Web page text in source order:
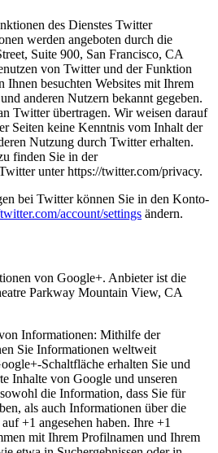
des Dienstes Twitter
werden angeboten durch die
Suite 900, San Francisco, CA
von Twitter und der Funktion
Ihnen besuchten Websites mit Ihrem
anderen Nutzern bekannt gegeben.
Twitter übertragen. Wir weisen darauf
Seiten keine Kenntnis vom Inhalt der
Nutzung durch Twitter erhalten.
finden Sie in der
unter https://twitter.com/privacy.
bei Twitter können Sie in den Konto-
account/settings ändern.
von Google+. Anbieter ist die
Parkway Mountain View, CA
Informationen: Mithilfe der
Sie Informationen weltweit
Schaltfläche erhalten Sie und
Inhalte von Google und unseren
die Information, dass Sie für
als auch Informationen über die
+1 angesehen haben. Ihre +1
mit Ihrem Profilnamen und Ihrem